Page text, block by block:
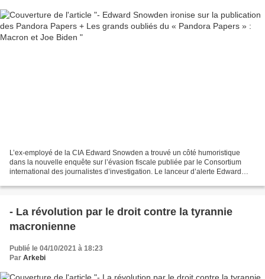
L’ex-employé de la CIA Edward Snowden a trouvé un côté humoristique
dans la nouvelle enquête sur l’évasion fiscale publiée par le Consortium
international des journalistes d’investigation. Le lanceur d’alerte Edward
- La révolution par le droit contre la tyrannie
macronienne
Publié le 04/10/2021 à 18:23
Par Arkebi